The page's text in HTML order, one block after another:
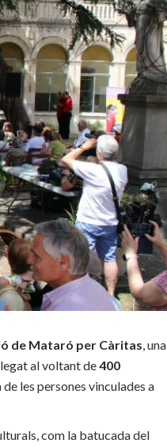
de Mataró per Càritas, una
al voltant de400
les persones vinculades a
com la batucada del